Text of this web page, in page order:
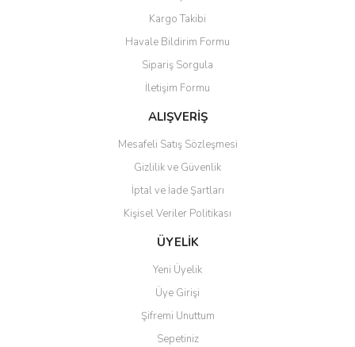
Yorum Yaz
Ürün resmi kalitesiz, bozuk veya görüntülenemiyor.
Ürün açıklamasında eksik bilgiler bulunuyor.
Ürün bilgilerinde hatalar bulunuyor.
Ürün fiyatı diğer sitelerden daha pahalı.
Bu ürüne benzer farklı alternatifler olmalı.
Gönder
Kargo Takibi
Havale Bildirim Formu
Sipariş Sorgula
İletişim Formu
ALIŞVERİŞ
Mesafeli Satış Sözleşmesi
Gizlilik ve Güvenlik
İptal ve İade Şartları
Kişisel Veriler Politikası
ÜYELİK
Yeni Üyelik
Üye Girişi
Şifremi Unuttum
Sepetiniz